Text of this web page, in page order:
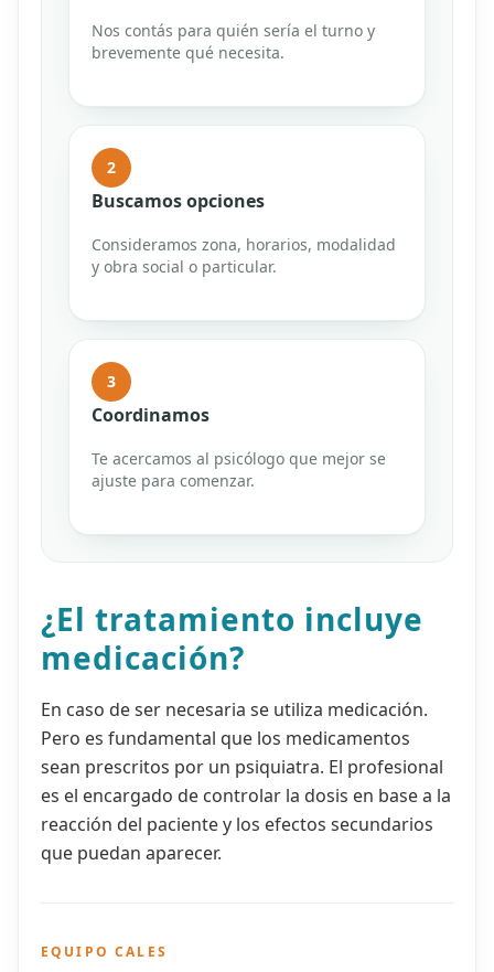
Nos contás para quién sería el turno y
brevemente qué necesita.
2
Buscamos opciones
Consideramos zona, horarios, modalidad
y obra social o particular.
3
Coordinamos
Te acercamos al psicólogo que mejor se
ajuste para comenzar.
¿El tratamiento incluye
medicación?
En caso de ser necesaria se utiliza medicación.
Pero es fundamental que los medicamentos
sean prescritos por un psiquiatra. El profesional
es el encargado de controlar la dosis en base a la
reacción del paciente y los efectos secundarios
que puedan aparecer.
EQUIPO CALES